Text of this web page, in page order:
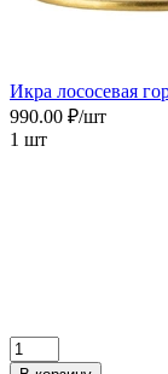
Икра лососевая
990.00 ₽/шт
1 шт